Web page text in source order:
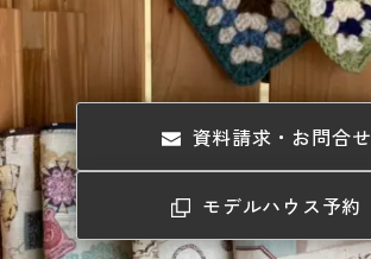
資料請求・お問合せ
モデルハウス予約